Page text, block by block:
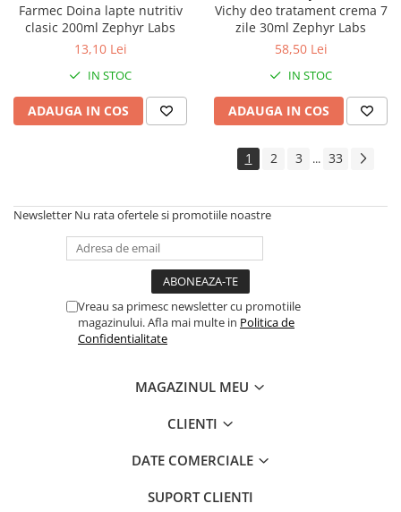
Farmec Doina lapte nutritiv
clasic 200ml Zephyr Labs
13,10 Lei
IN STOC
ADAUGA IN COS
Vichy deo tratament crema 7
zile 30ml Zephyr Labs
58,50 Lei
IN STOC
ADAUGA IN COS
1 2 3 ... 33
Newsletter Nu rata ofertele si promotiile noastre
Vreau sa primesc newsletter cu promotiile
magazinului. Afla mai multe in Politica de
Confidentialitate
MAGAZINUL MEU
CLIENTI
DATE COMERCIALE
SUPORT CLIENTI